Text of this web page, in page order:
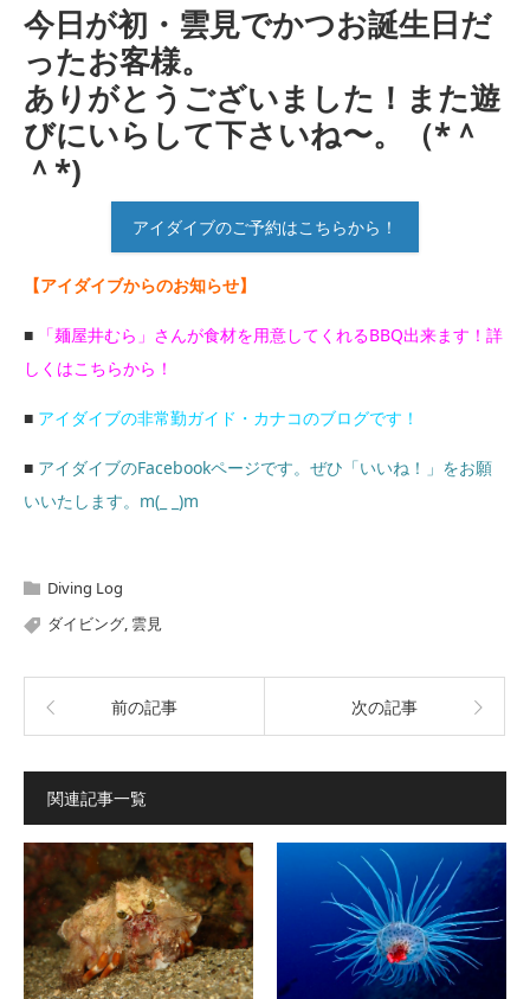
今日が初・雲見でかつお誕生日だ
ったお客様。
ありがとうございました！また遊
びにいらして下さいね〜。（*＾
＾*)
アイダイブのご予約はこちらから！
【アイダイブからのお知らせ】
■
「麺屋井むら」さんが食材を用意してくれるBBQ出来ます！詳
しくはこちらから！
■ アイダイブの非常勤ガイド・カナコのブログです！
■ アイダイブのFacebookページです。ぜひ「いいね！」をお願
いいたします。m(_ _)m
Diving Log
ダイビング, 雲見
前の記事 次の記事
関連記事一覧